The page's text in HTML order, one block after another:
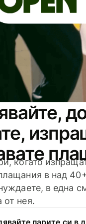
когато
в над
в една
от нея.